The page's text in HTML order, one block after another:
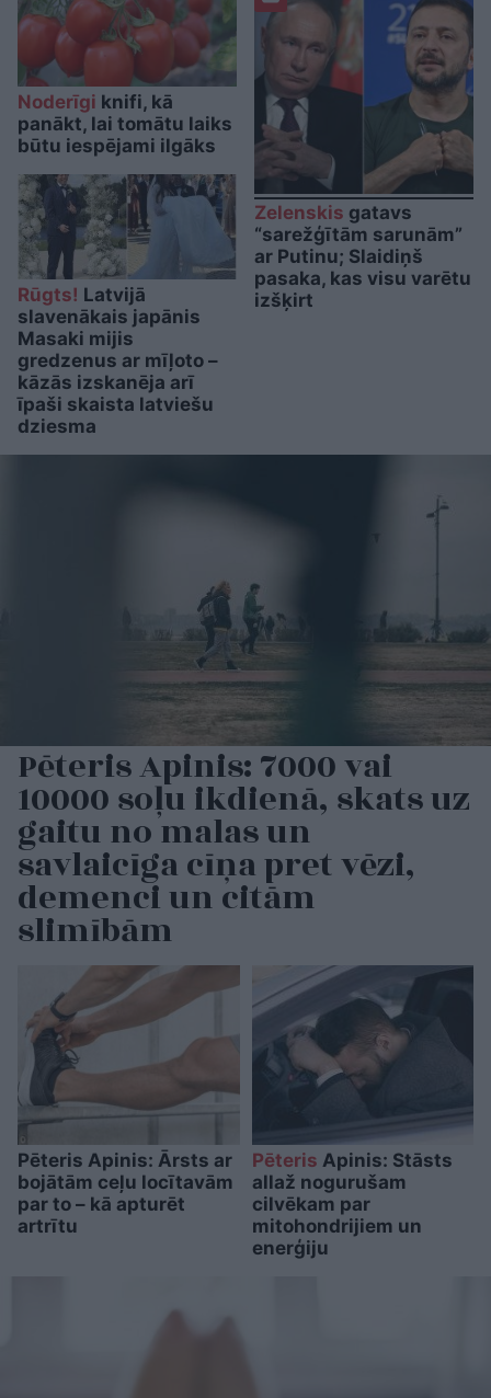
Noderīgi knifi, kā
panākt, lai tomātu laiks
būtu iespējami ilgāks
Rūgts! Latvijā
slavenākais japānis
Masaki mijis
gredzenus ar mīļoto –
kāzās izskanēja arī
īpaši skaista latviešu
dziesma
Zelenskis gatavs
“sarežģītām sarunām”
ar Putinu; Slaidiņš
pasaka, kas visu varētu
izšķirt
Pēteris Apinis: 7000 vai
10000 soļu ikdienā, skats uz
gaitu no malas un
savlaicīga cīņa pret vēzi,
demenci un citām
slimībām
Pēteris Apinis: Ārsts ar
bojātām ceļu locītavām
par to – kā apturēt
artrītu
Pēteris Apinis: Stāsts
allaž nogurušam
cilvēkam par
mitohondrijiem un
enerģiju